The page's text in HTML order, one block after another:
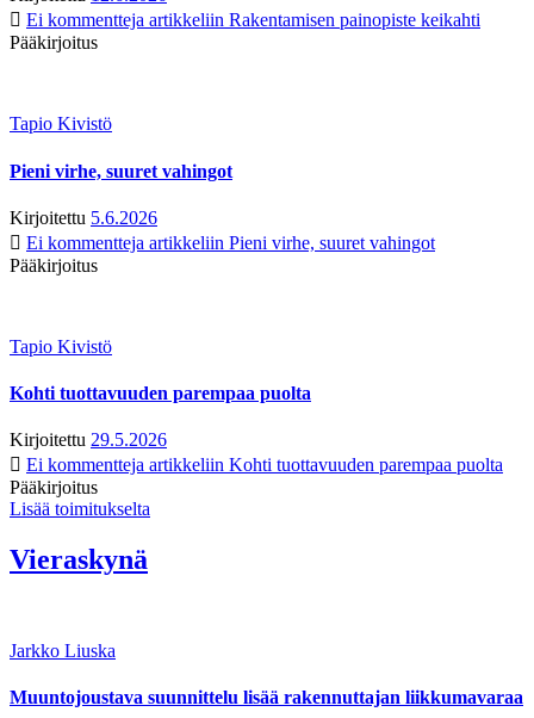
Ei kommentteja artikkeliin Rakentamisen painopiste keikahti
Pääkirjoitus
Tapio Kivistö
Pieni virhe, suuret vahingot
Kirjoitettu 5.6.2026
Ei kommentteja artikkeliin Pieni virhe, suuret vahingot
Pääkirjoitus
Tapio Kivistö
Kohti tuottavuuden parempaa puolta
Kirjoitettu 29.5.2026
Ei kommentteja artikkeliin Kohti tuottavuuden parempaa puolta
Pääkirjoitus
Lisää toimitukselta
Vieraskynä
Jarkko Liuska
Muuntojoustava suunnittelu lisää rakennuttajan liikkumavaraa